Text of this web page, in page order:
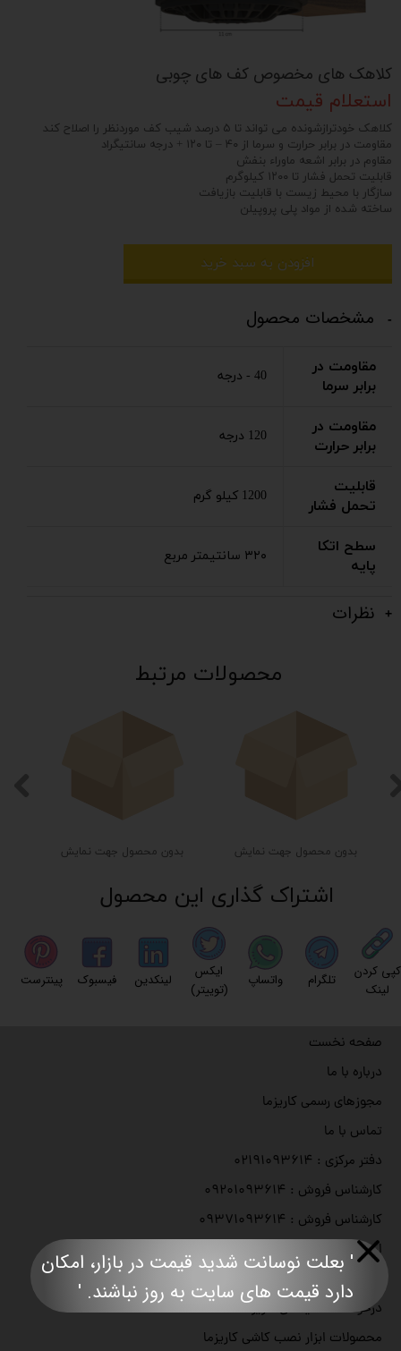
کلاهک های مخصوص کف های چوبی
استعلام قیمت
کلاهک خودترازشونده می تواند تا ۵ درصد شیب کف موردنظر را اصلاح کند
مقاومت در برابر حرارت و سرما از ۴۰ – تا ۱۲۰ + درجه سانتیگراد
مقاوم در برابر اشعه ماوراء بنفش
قابلیت تحمل فشار تا ۱۲۰۰ کیلوگرم
سازگار با محیط زیست با قابلیت بازیافت
ساخته شده از مواد پلی پروپیلن
افزودن به سبد خرید
مشخصات محصول
مقاومت در
برابر سرما
40 - درجه
مقاومت در
برابر حرارت
120 درجه
قابلیت
تحمل فشار
1200 کیلو گرم
سطح اتکا
پایه
۳۲۰ سانتیمتر مربع
نظرات
بدون محصول جهت نمایش بدون محصول جهت نمایش
کپی کردن
لینک
تلگرام واتساپ
ایکس
(توییتر)
لینکدین فیسبوک پینترست
محصولات مرتبط
اشتراک گذاری این محصول
صفحه نخست
درباره با ما
مجوزهای رسمی کاریزما
تماس با ما
دفتر مرکزی : ۰۲۱۹۱۰۹۳۶۱۴
کارشناس فروش : ۰۹۲۰۱۰۹۳۶۱۴
کارشناس فروش : ۰۹۳۷۱۰۹۳۶۱۴
اجاره ابزار کاشیکاری
نمایندگی های ابزار کاریزما
درخواست نمایندگی کاریزما
محصولات ابزار نصب کاشی کاریزما
' بعلت نوسانت شدید قیمت در بازار، امکان
دارد قیمت های سایت به روز نباشند. '​​​​​​​​​​​​​​